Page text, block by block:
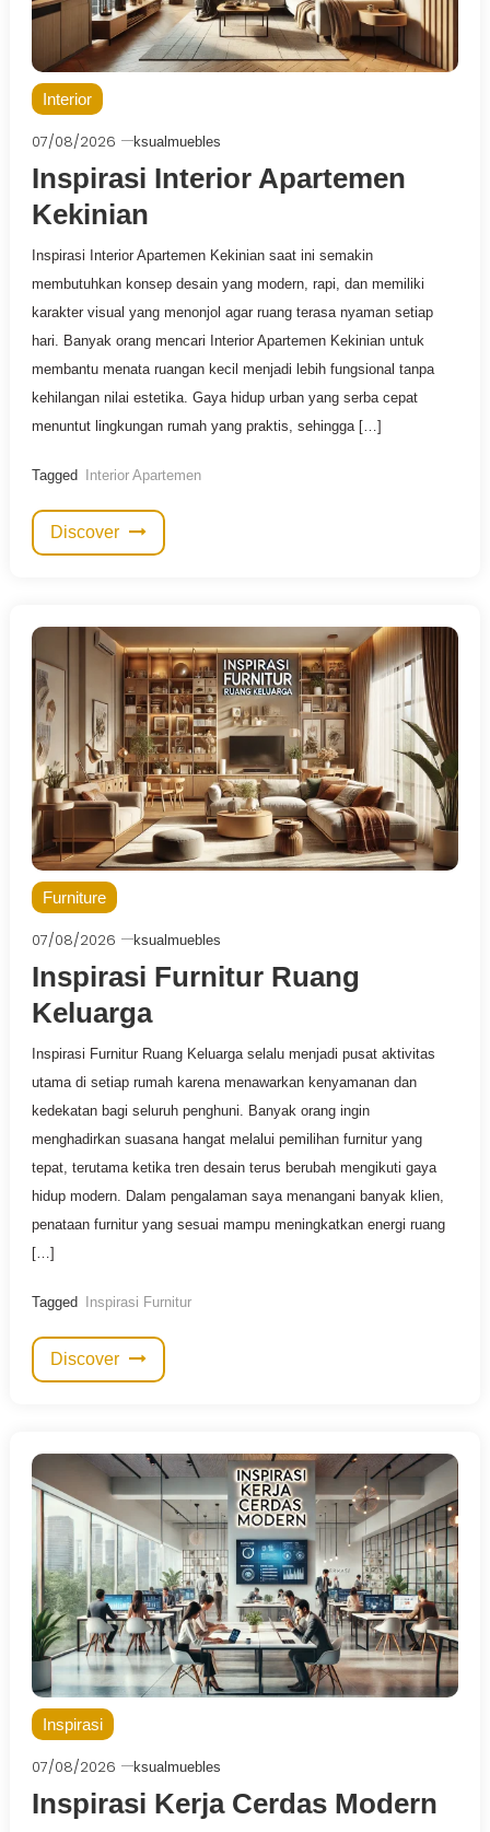
Interior
07/08/2026 ksualmuebles
Inspirasi Interior Apartemen
Kekinian
Inspirasi Interior Apartemen Kekinian saat ini semakin
membutuhkan konsep desain yang modern, rapi, dan memiliki
karakter visual yang menonjol agar ruang terasa nyaman setiap
hari. Banyak orang mencari Interior Apartemen Kekinian untuk
membantu menata ruangan kecil menjadi lebih fungsional tanpa
kehilangan nilai estetika. Gaya hidup urban yang serba cepat
menuntut lingkungan rumah yang praktis, sehingga […]
Tagged Interior Apartemen
Discover
Furniture
07/08/2026 ksualmuebles
Inspirasi Furnitur Ruang
Keluarga
Inspirasi Furnitur Ruang Keluarga selalu menjadi pusat aktivitas
utama di setiap rumah karena menawarkan kenyamanan dan
kedekatan bagi seluruh penghuni. Banyak orang ingin
menghadirkan suasana hangat melalui pemilihan furnitur yang
tepat, terutama ketika tren desain terus berubah mengikuti gaya
hidup modern. Dalam pengalaman saya menangani banyak klien,
penataan furnitur yang sesuai mampu meningkatkan energi ruang
[…]
Tagged Inspirasi Furnitur
Discover
Inspirasi
07/08/2026 ksualmuebles
Inspirasi Kerja Cerdas Modern